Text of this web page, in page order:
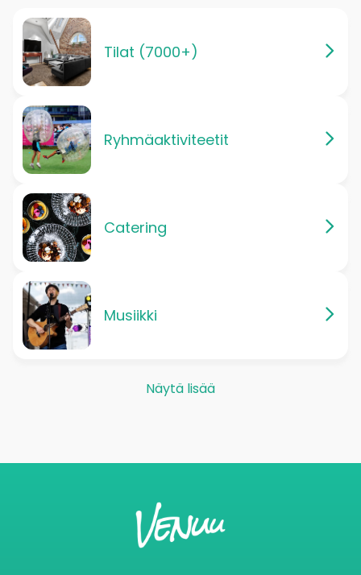
Tilat (7000+)
Ryhmäaktiviteetit
Catering
Musiikki
Näytä lisää